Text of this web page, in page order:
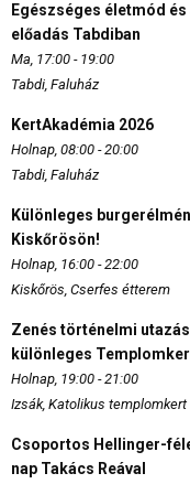
Egészséges életmód
előadás Tabdiban
Ma, 17:00 - 19:00
Tabdi, Faluház
KertAkadémia 2026
Holnap, 08:00 - 20:00
Tabdi, Faluház
Különleges
Kiskőrösön!
Holnap, 16:00 - 22:00
Kiskőrös, Cserfes étterem
Zenés történelmi
különleges
Holnap, 19:00 - 21:00
Izsák, Katolikus templomkert
Csoportos Hellinger-
nap Takács Reával